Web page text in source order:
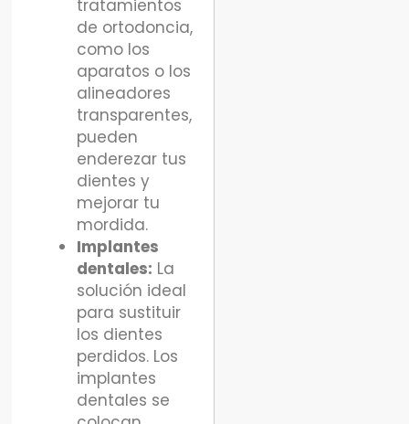
tratamientos
de ortodoncia,
como los
aparatos o los
alineadores
transparentes,
pueden
enderezar tus
dientes y
mejorar tu
mordida.
Implantes
dentales: La
solución ideal
para sustituir
los dientes
perdidos. Los
implantes
dentales se